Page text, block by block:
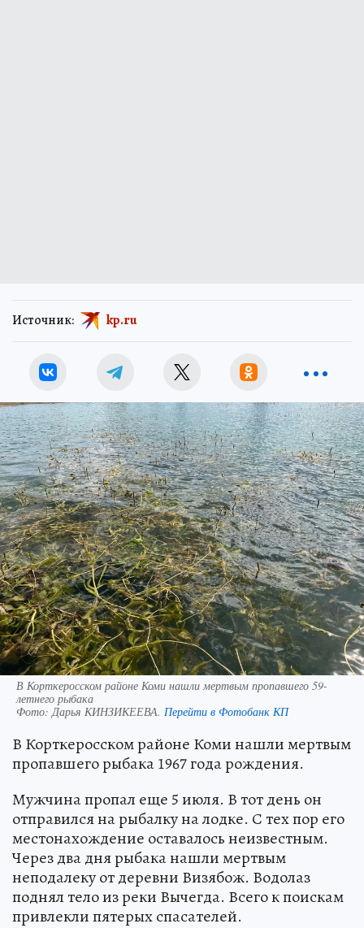
Источник: kp.ru
В Корткеросском районе Коми нашли мертвым пропавшего 59-
летнего рыбака
Фото:Дарья КИНЗИКЕЕВА. Перейти в Фотобанк КП
В Корткеросском районе Коми нашли мертвым
пропавшего рыбака 1967 года рождения.
Мужчина пропал еще 5 июля. В тот день он
отправился на рыбалку на лодке. С тех пор его
местонахождение оставалось неизвестным.
Через два дня рыбака нашли мертвым
неподалеку от деревни Визябож. Водолаз
поднял тело из реки Вычегда. Всего к поискам
привлекли пятерых спасателей.